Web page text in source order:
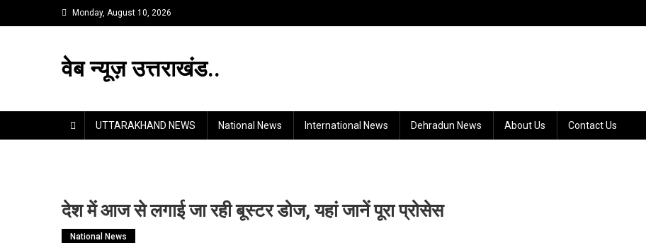
to
Monday, August 10, 2026
वेब न्यूज़ उत्तराखंड..
UTTARAKHAND NEWS National News International News Dehradun News About Us Contact Us
देश में आज से लगाई जा रही बूस्टर डोज, यहां जानें पूरा प्रोसेस
National News